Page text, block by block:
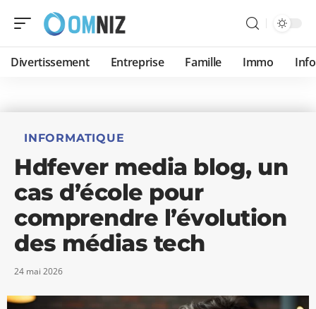
Divertissement Entreprise Famille Immo
INFORMATIQUE
Hdfever media blog, un
cas d’école pour
comprendre l’évolution
des médias tech
24 mai 2026